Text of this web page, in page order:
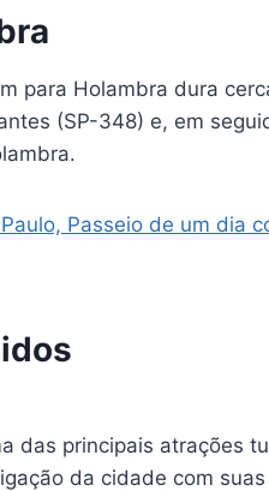
para Holambra dura
(SP-348) e, em
Passeio de um dia
das principais atrações
da cidade com